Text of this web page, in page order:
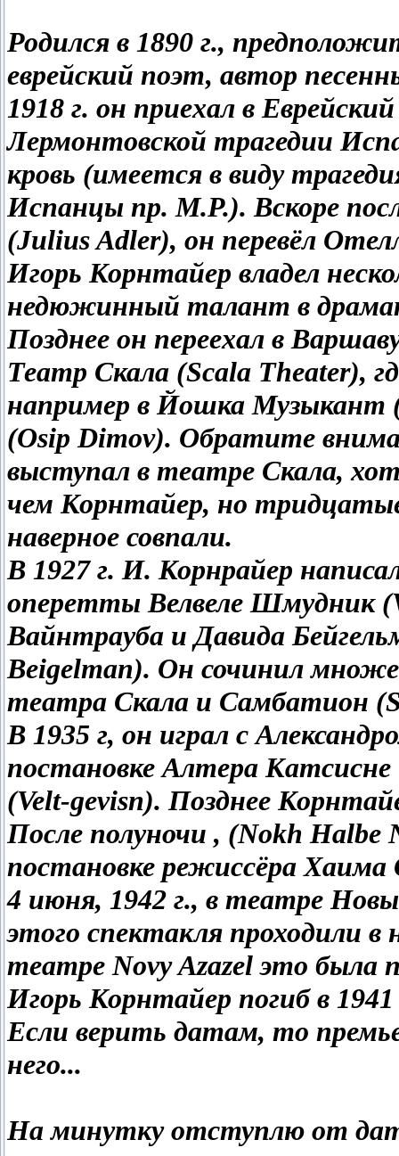
Родился в 1890 г.,
еврейский поэт, автор
1918 г. он приехал в
Лермонтовской трагедии
кровь (имеется в виду
Испанцы пр. М.Р.). Вскоре
(Julius Adler), он перевёл
Игорь Корнтайер владел
недюжинный талант в
Позднее он переехал в
Театр Скала (Scala Theater),
например в Йошка Музыкант
(Osip Dimov). Обратите
выступал в теaтре Скала,
чем Корнтайер, но
наверное совпали.
В 1927 г. И. Корнрайер
оперетты Велвеле Шмудник
Вайнтрауба и Давида
Beigelman). Он сочинил
театра Скала и Самбатион
В 1935 г, он играл с
постановке Алтера
(Velt-gevisn). Позднее
После полуночи , (Nokh Halbe
постановке режиссёра Хаимa
4 июня, 1942 г., в театре
этого спектакля проходили
театре Novy Azazel это была
Игорь Корнтайер погиб в 1941
Если верить датам, то
него...
На минутку отступлю от